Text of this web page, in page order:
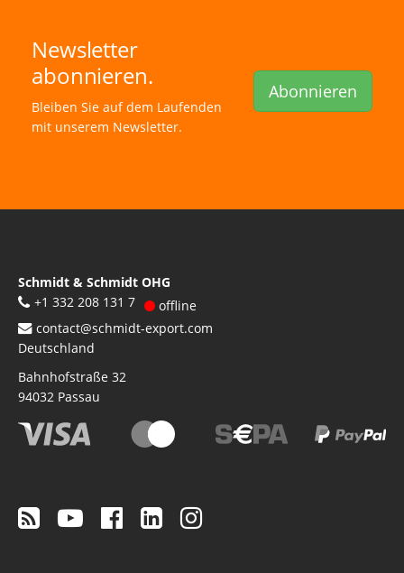
Newsletter
abonnieren.
Bleiben Sie auf dem Laufenden
mit unserem Newsletter.
Abonnieren
Schmidt & Schmidt OHG
+1 332 208 131 7
offline
contact@schmidt-export.com
Deutschland
Bahnhofstraße 32
94032 Passau